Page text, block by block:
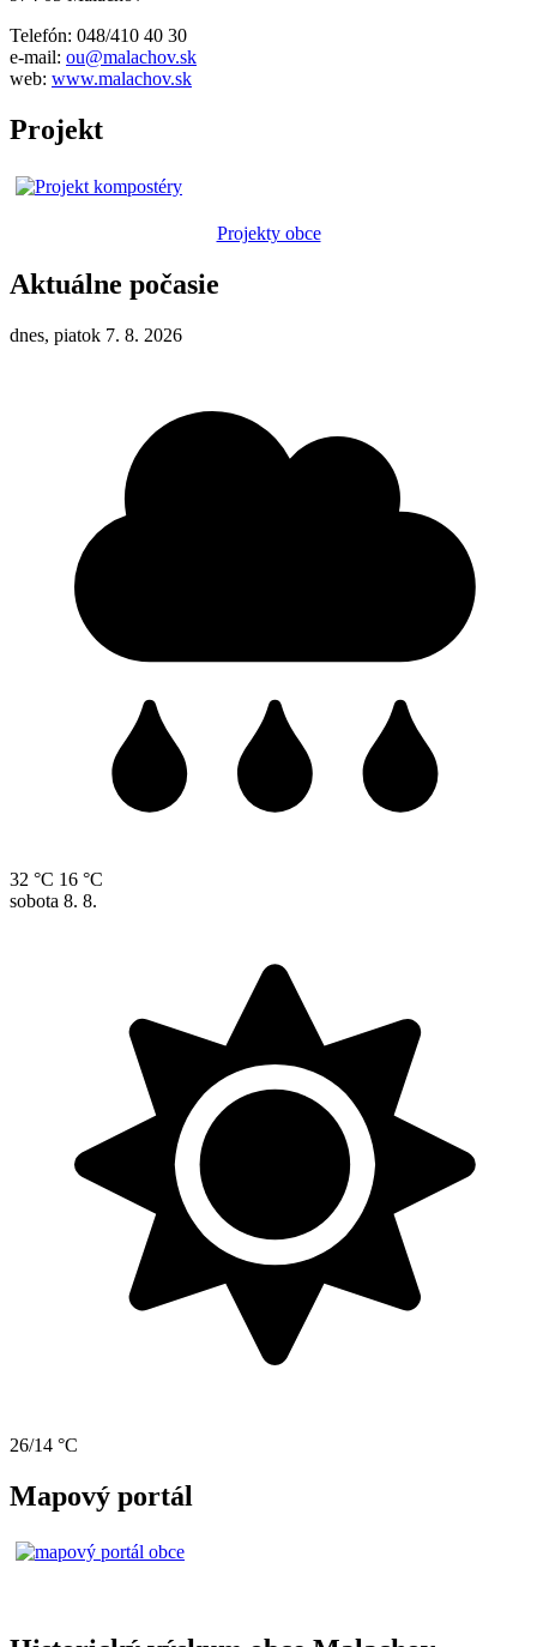
Telefón: 048/410 40 30
e-mail: ou@malachov.sk
web: www.malachov.sk
Projekt
Projekty obce
Aktuálne počasie
dnes, piatok 7. 8. 2026
32 °C 16 °C
sobota 8. 8.
26/14 °C
Mapový portál